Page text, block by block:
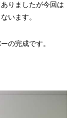
りましたが今回は
います。
の完成です。